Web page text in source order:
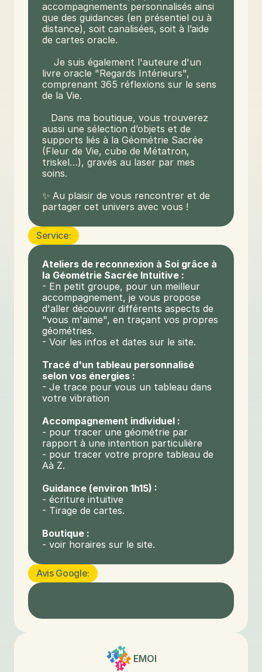
EMOI
accompagnements personnalisés ainsi
que des guidances (en présentiel ou à
distance), soit canalisées, soit à l’aide
de cartes oracle.
livre oracle "Regards Intérieurs",
comprenant 365 réflexions sur le sens
de la Vie.
aussi une sélection d’objets et de
supports liés à la Géométrie Sacrée
(Fleur de Vie, cube de Métatron,
triskel…), gravés au laser par mes
soins.
✨ Au plaisir de vous rencontrer et de
partager cet univers avec vous !
Service:
Ateliers de reconnexion à Soi grâce à
la Géométrie Sacrée Intuitive :
- En petit groupe, pour un meilleur
accompagnement, je vous propose
d'aller découvrir différents aspects de
"vous m'aime", en traçant vos propres
géométries.
- Voir les infos et dates sur le site.
Tracé d'un tableau personnalisé
selon vos énergies :
- Je trace pour vous un tableau dans
votre vibration
Accompagnement individuel :
- pour tracer une géométrie par
rapport à une intention particulière
- pour tracer votre propre tableau de
Aà Z.
Guidance (environ 1h15) :
- écriture intuitive
- Tirage de cartes.
Boutique :
- voir horaires sur le site.
Avis Google: